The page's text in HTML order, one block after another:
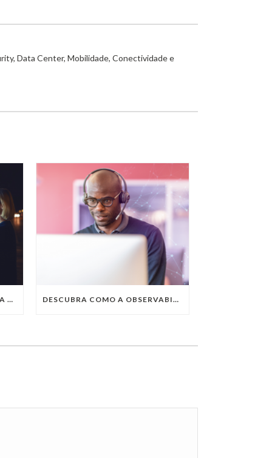
Data Center, Mobilidade, Conectividade e
QUAIS SÃO AS TENDÊNCIAS DA TECNOLOGIA DA INFORMAÇÃO PARA 2023? DESCUBRA COMO A OBSERVABILITY IMPULSIONA O SUCESSO DO SEU NEGÓCIO